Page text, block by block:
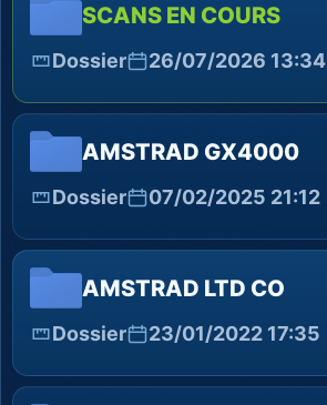
SCANS EN COURS
Dossier 26/07/2026 13:34
AMSTRAD GX4000
Dossier 07/02/2025 21:12
AMSTRAD LTD CO
Dossier 23/01/2022 17:35